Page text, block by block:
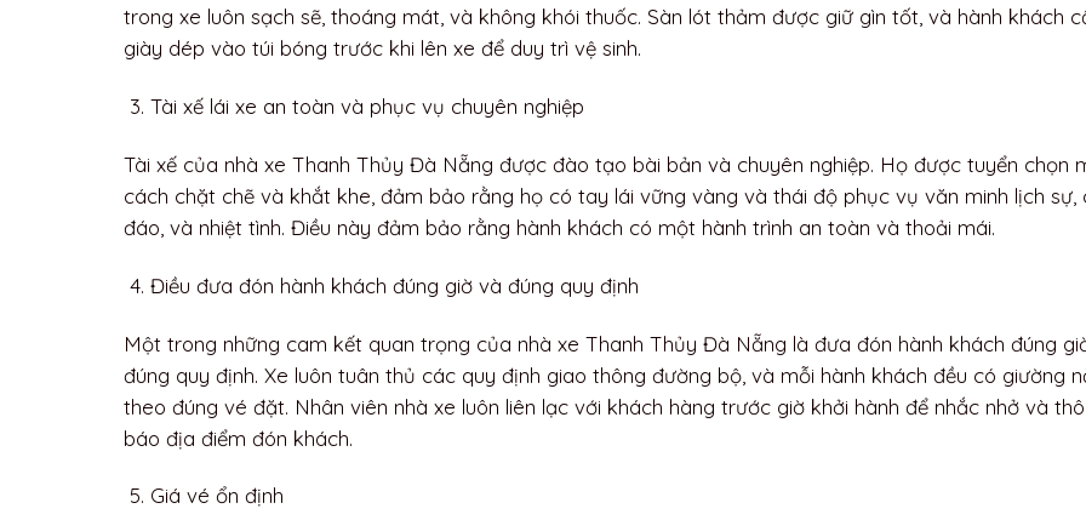
trong xe luôn sạch sẽ, thoáng mát, và không khói thuốc. Sàn lót thảm được giữ gìn tốt, và hành khách
giày dép vào túi bóng trước khi lên xe để duy trì vệ sinh.
Tài xế lái xe an toàn và phục vụ chuyên nghiệp
Tài xế của nhà xe Thanh Thủy Đà Nẵng được đào tạo bài bản và chuyên nghiệp. Họ được tuyển chọn
cách chặt chẽ và khắt khe, đảm bảo rằng họ có tay lái vững vàng và thái độ phục vụ văn minh lịch sự,
đáo, và nhiệt tình. Điều này đảm bảo rằng hành khách có một hành trình an toàn và thoải mái.
Điều đưa đón hành khách đúng giờ và đúng quy định
Một trong những cam kết quan trọng của nhà xe Thanh Thủy Đà Nẵng là đưa đón hành khách đúng
đúng quy định. Xe luôn tuân thủ các quy định giao thông đường bộ, và mỗi hành khách đều có giường
theo đúng vé đặt. Nhân viên nhà xe luôn liên lạc với khách hàng trước giờ khởi hành để nhắc nhở và
báo địa điểm đón khách.
Giá vé ổn định